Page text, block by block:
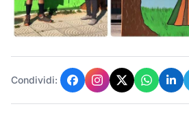
Condividi: